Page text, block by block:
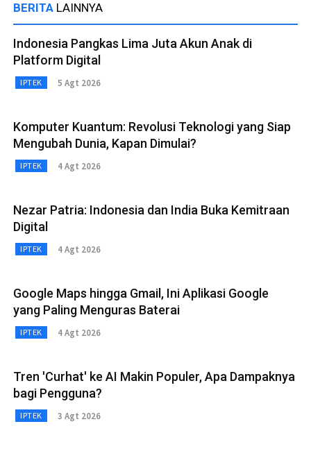
BERITA LAINNYA
Indonesia Pangkas Lima Juta Akun Anak di
Platform Digital
IPTEK 5 Agt 2026
Komputer Kuantum: Revolusi Teknologi yang Siap
Mengubah Dunia, Kapan Dimulai?
IPTEK 4 Agt 2026
Nezar Patria: Indonesia dan India Buka Kemitraan
Digital
IPTEK 4 Agt 2026
Google Maps hingga Gmail, Ini Aplikasi Google
yang Paling Menguras Baterai
IPTEK 4 Agt 2026
Tren 'Curhat' ke AI Makin Populer, Apa Dampaknya
bagi Pengguna?
IPTEK 3 Agt 2026